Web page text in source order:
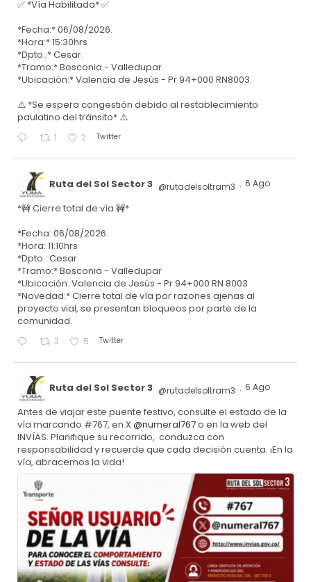
✅ *Vía Habilitada* ✅
*Fecha:* 06/08/2026.
*Hora:* 15:30hrs
*Dpto.:* Cesar.
*Tramo:* Bosconia - Valledupar.
*Ubicación:* Valencia de Jesús - Pr 94+000 RN8003.
⚠️ *Se espera congestión debido al restablecimiento
paulatino del tránsito* ⚠️
1 2 Twitter
Ruta del Sol Sector 3 @rutadelsoltram3 · 6 Ago
*🚧 Cierre total de vía 🚧*
*Fecha: 06/08/2026.
*Hora: 11:10hrs
*Dpto.: Cesar
*Tramo:* Bosconia - Valledupar
*Ubicación: Valencia de Jesús - Pr 94+000 RN 8003
*Novedad:* Cierre total de vía por razones ajenas al
proyecto vial, se presentan bloqueos por parte de la
comunidad.
3 5 Twitter
Ruta del Sol Sector 3 @rutadelsoltram3 · 6 Ago
Antes de viajar este puente festivo, consulte el estado de la
vía marcando #767, en X@numeral767o en la web del
INVÍAS. Planifique su recorrido, conduzca con
responsabilidad y recuerde que cada decisión cuenta. ¡En la
vía, abracemos la vida!